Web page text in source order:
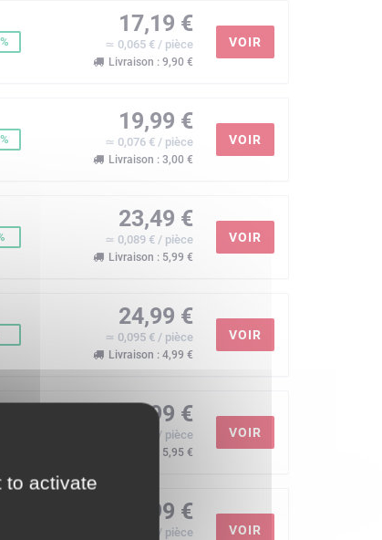
17,19 €
≃ 0,065 € / pièce
Livraison : 9,90 €
VOIR
19,99 €
≃ 0,076 € / pièce
Livraison : 3,00 €
VOIR
23,49 €
≃ 0,089 € / pièce
Livraison : 5,99 €
VOIR
24,99 €
≃ 0,095 € / pièce
Livraison : 4,99 €
VOIR
24,99 €
≃ 0,095 € / pièce
Livraison : 5,95 €
VOIR
24,99 €
≃ 0,095 € / pièce VOIR
to activate